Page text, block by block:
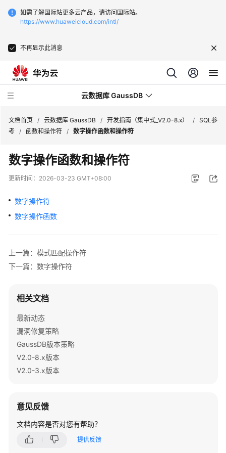
如需了解国际站更多云产品，请访问国际站。
https://www.huaweicloud.com/intl/
不再显示此消息
云数据库 GaussDB
新
动
务
产
绍
计
费
说
明
入
门
文档首页 / 云数据库 GaussDB / 开发指南（集中式_V2.0-8.x） / SQL参
考 / 函数和操作符 / 数字操作函数和操作符
数字操作函数和操作符
更新时间： 2026-03-23 GMT+08:00
数字操作符
数字操作函数
上一篇：模式匹配操作符
下一篇：数字操作符
相关文档
最新动态
漏洞修复策略
GaussDB版本策略
V2.0-8.x版本
V2.0-3.x版本
意见反馈
文档内容是否对您有帮助？
提供反馈